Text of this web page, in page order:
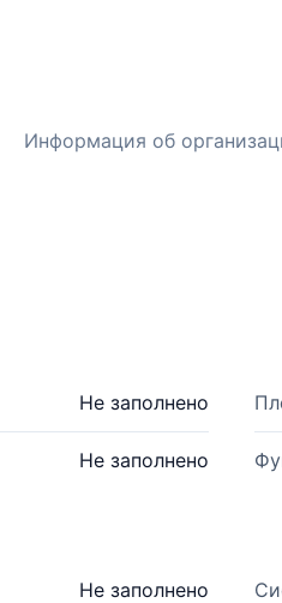
Информация об
Не заполнено
Не заполнено
Не заполнено